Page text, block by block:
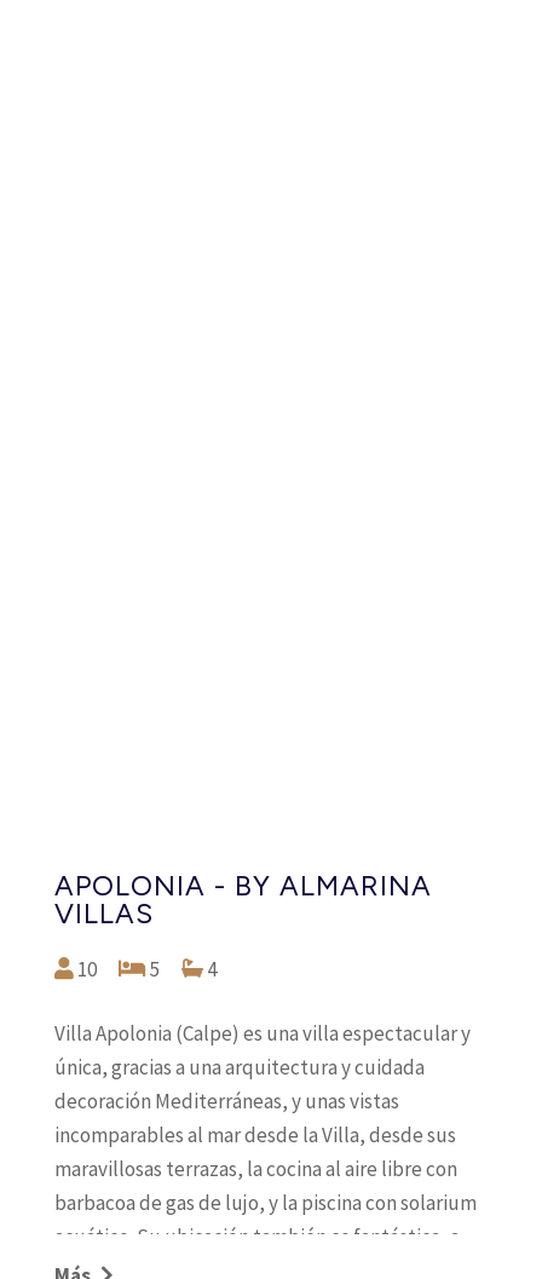
APOLONIA - BY ALMARINA
VILLAS
10 5 4
Villa Apolonia (Calpe) es una villa espectacular y
única, gracias a una arquitectura y cuidada
decoración Mediterráneas, y unas vistas
incomparables al mar desde la Villa, desde sus
maravillosas terrazas, la cocina al aire libre con
barbacoa de gas de lujo, y la piscina con solarium
acuático. Su ubicación también es fantástica, a
poca distancia de restaurantes y playas. Villa